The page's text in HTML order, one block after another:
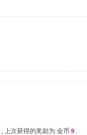
, 上次获得的奖励为:金币 9 .